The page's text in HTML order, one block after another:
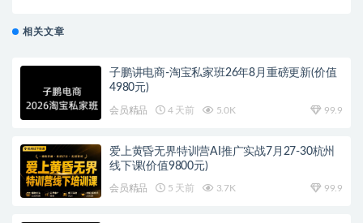
相关文章
子鹏讲电商-淘宝私家班26年8月重磅更新(价值
4980元)
会员精品 4 天前 5.0K 99.9
爱上黄昏无界特训营AI推广实战7月27-30杭州
线下课(价值9800元)
会员精品 5 天前 3.7K 99.9